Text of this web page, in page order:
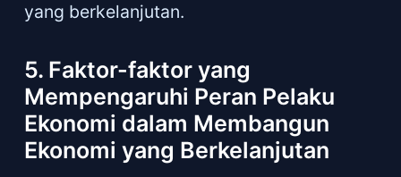
yang berkelanjutan.
5. Faktor-faktor yang
Mempengaruhi Peran Pelaku
Ekonomi dalam Membangun
Ekonomi yang Berkelanjutan